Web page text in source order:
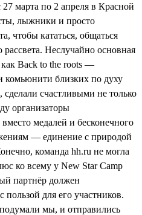
марта по 2 апреля в Красной
лыжники и просто
чтобы кататься, общаться
Неслучайно основная
как Back to the roots —
комьюнити близких по духу
сделали счастливыми не только
организаторы
медалей и бесконечного
— единение с природой
команда hh.ru не могла
ко всему у New Star Camp
партнёр должен
пользой для его участников.
мы, и отправились